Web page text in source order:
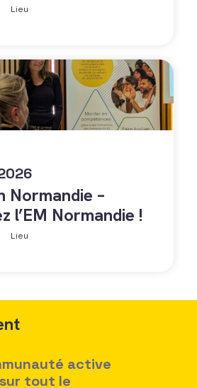
Lieu
Normandie –
l’EM Normandie !
Lieu
active
tout le